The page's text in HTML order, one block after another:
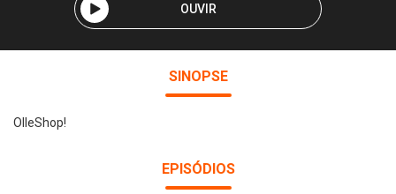
OUVIR
SINOPSE
OlleShop!
EPISÓDIOS